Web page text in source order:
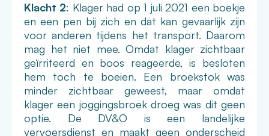
Klacht 2: Klager had op 1 juli 2021 een boekje
en een pen bij zich en dat kan gevaarlijk zijn
voor anderen tijdens het transport. Daarom
mag het niet mee. Omdat klager zichtbaar
geïrriteerd en boos reageerde, is besloten
hem toch te boeien. Een broekstok was
minder zichtbaar geweest, maar omdat
klager een joggingsbroek droeg was dit geen
optie. De DV&O is een landelijke
vervoersdienst en maakt geen onderscheid